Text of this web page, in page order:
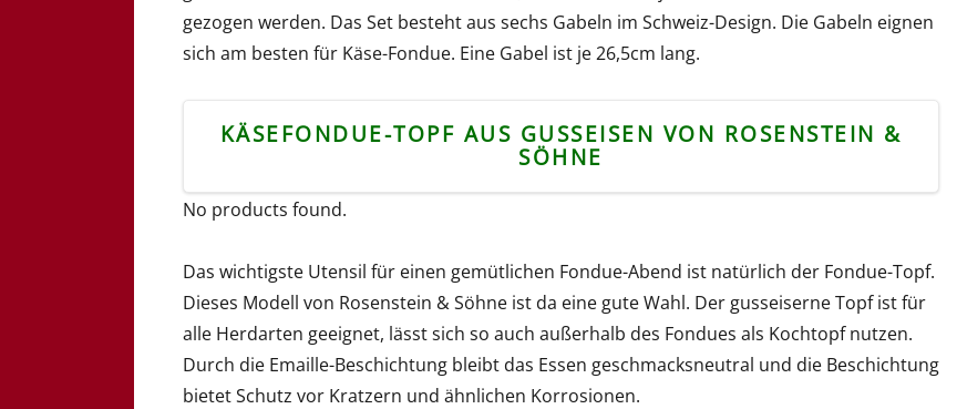
gezogen werden. Das Set besteht aus sechs Gabeln im Schweiz-Design. Die Gabeln eignen
sich am besten für Käse-Fondue. Eine Gabel ist je 26,5cm lang.
KÄSEFONDUE-TOPF AUS GUSSEISEN VON ROSENSTEIN &
SÖHNE
No products found.
Das wichtigste Utensil für einen gemütlichen Fondue-Abend ist natürlich der Fondue-Topf.
Dieses Modell von Rosenstein & Söhne ist da eine gute Wahl. Der gusseiserne Topf ist für
alle Herdarten geeignet, lässt sich so auch außerhalb des Fondues als Kochtopf nutzen.
Durch die Emaille-Beschichtung bleibt das Essen geschmacksneutral und die Beschichtung
bietet Schutz vor Kratzern und ähnlichen Korrosionen.